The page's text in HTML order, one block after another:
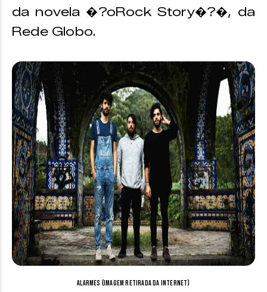
da novela �?oRock Story�?�, da
Rede Globo.
Alarmes (imagem retirada da internet)